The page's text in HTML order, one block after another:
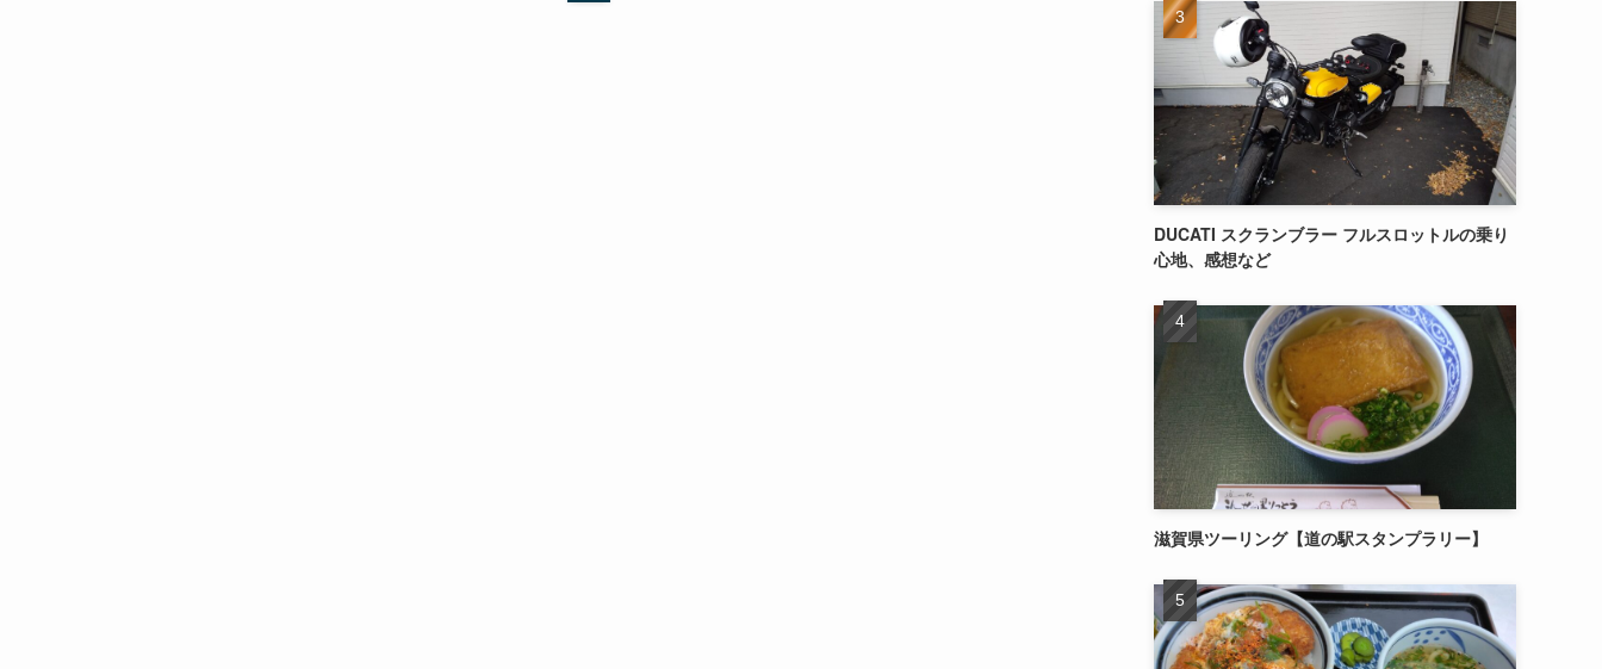
DUCATI スクランブラー フルスロットルの乗り
心地、感想など
滋賀県ツーリング【道の駅スタンプラリー】